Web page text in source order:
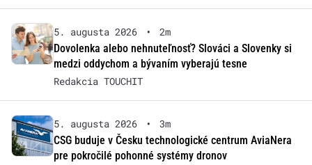
5. augusta 2026 •
2m
Dovolenka alebo nehnuteľnosť? Slováci a Slovenky si
medzi oddychom a bývaním vyberajú tesne
Redakcia TOUCHIT
5. augusta 2026 •
3m
CSG buduje v Česku technologické centrum AviaNera
pre pokročilé pohonné systémy dronov